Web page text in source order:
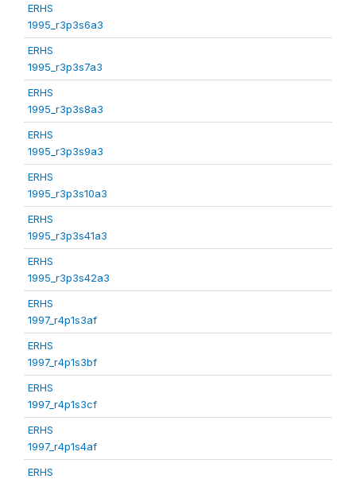
ERHS
1995_r3p3s6a3
ERHS
1995_r3p3s7a3
ERHS
1995_r3p3s8a3
ERHS
1995_r3p3s9a3
ERHS
1995_r3p3s10a3
ERHS
1995_r3p3s41a3
ERHS
1995_r3p3s42a3
ERHS
1997_r4p1s3af
ERHS
1997_r4p1s3bf
ERHS
1997_r4p1s3cf
ERHS
1997_r4p1s4af
ERHS